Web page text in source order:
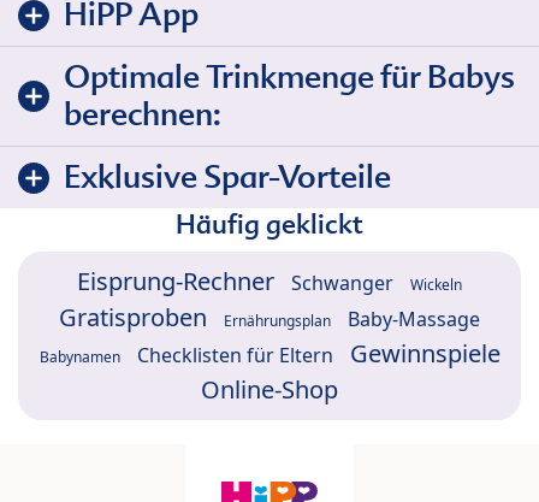
HiPP App
Optimale Trinkmenge für Babys
berechnen:
Exklusive Spar-Vorteile
Häufig geklickt
Eisprung-Rechner Schwanger Wickeln
Gratisproben Ernährungsplan Baby-Massage
Babynamen Checklisten für Eltern
Gewinnspiele
Online-Shop